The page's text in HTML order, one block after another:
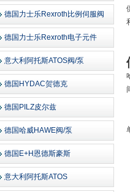
德国力士乐Rexroth比例伺服阀
德国力士乐Rexroth电子元件
意大利阿托斯ATOS阀/泵
德国HYDAC贺德克
德国PILZ皮尔兹
德国哈威HAWE阀/泵
德国E+H恩德斯豪斯
意大利阿托斯ATOS